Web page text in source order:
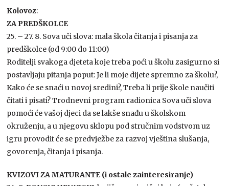
Kolovoz:
ZA PREDŠKOLCE
25. – 27. 8. Sova uči slova: mala škola čitanja i pisanja za
predškolce (od 9:00 do 11:00)
Roditelji svakoga djeteta koje treba poći u školu zasigurno si
postavljaju pitanja poput: Je li moje dijete spremno za školu?,
Kako će se snaći u novoj sredini?, Treba li prije škole naučiti
čitati i pisati? Trodnevni program radionica Sova uči slova
pomoći će vašoj djeci da se lakše snađu u školskom
okruženju, a u njegovu sklopu pod stručnim vodstvom uz
igru provodit će se predvježbe za razvoj vještina slušanja,
govorenja, čitanja i pisanja.
KVIZOVI ZA MATURANTE (i ostale zainteresiranje)